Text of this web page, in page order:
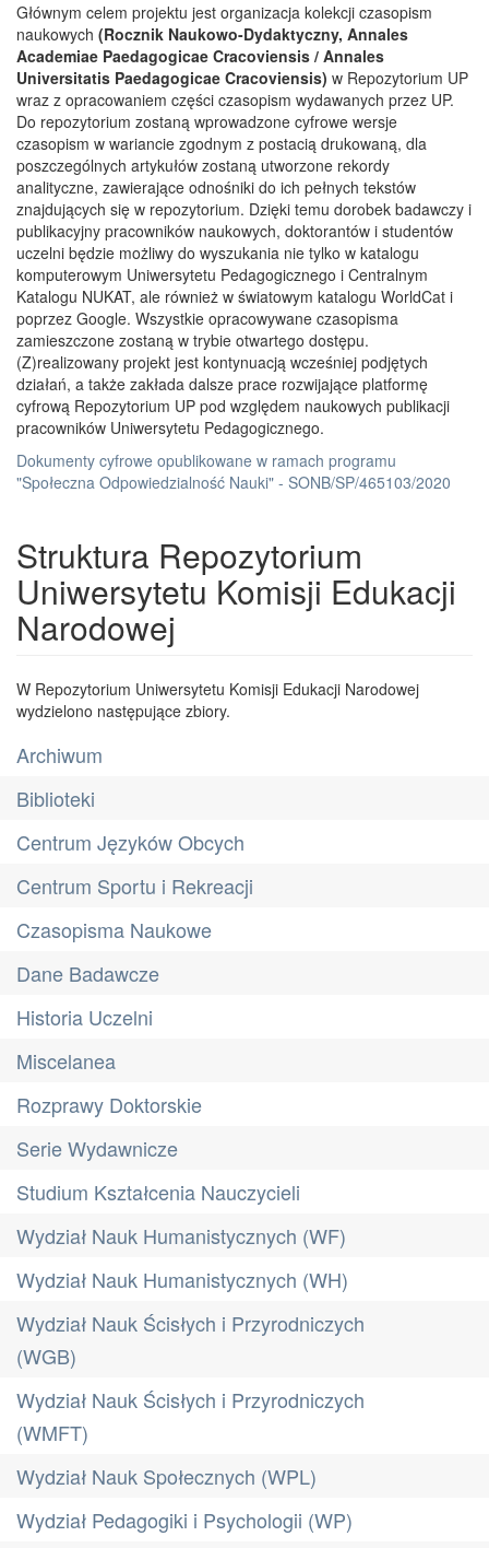
Głównym celem projektu jest organizacja kolekcji czasopism
naukowych (Rocznik Naukowo-Dydaktyczny, Annales
Academiae Paedagogicae Cracoviensis / Annales
Universitatis Paedagogicae Cracoviensis) w Repozytorium UP
wraz z opracowaniem części czasopism wydawanych przez UP.
Do repozytorium zostaną wprowadzone cyfrowe wersje
czasopism w wariancie zgodnym z postacią drukowaną, dla
poszczególnych artykułów zostaną utworzone rekordy
analityczne, zawierające odnośniki do ich pełnych tekstów
znajdujących się w repozytorium. Dzięki temu dorobek badawczy i
publikacyjny pracowników naukowych, doktorantów i studentów
uczelni będzie możliwy do wyszukania nie tylko w katalogu
komputerowym Uniwersytetu Pedagogicznego i Centralnym
Katalogu NUKAT, ale również w światowym katalogu WorldCat i
poprzez Google. Wszystkie opracowywane czasopisma
zamieszczone zostaną w trybie otwartego dostępu.
(Z)realizowany projekt jest kontynuacją wcześniej podjętych
działań, a także zakłada dalsze prace rozwijające platformę
cyfrową Repozytorium UP pod względem naukowych publikacji
pracowników Uniwersytetu Pedagogicznego.
Dokumenty cyfrowe opublikowane w ramach programu
"Społeczna Odpowiedzialność Nauki" - SONB/SP/465103/2020
Struktura Repozytorium
Uniwersytetu Komisji Edukacji
Narodowej
W Repozytorium Uniwersytetu Komisji Edukacji Narodowej
wydzielono następujące zbiory.
Archiwum
Biblioteki
Centrum Języków Obcych
Centrum Sportu i Rekreacji
Czasopisma Naukowe
Dane Badawcze
Historia Uczelni
Miscelanea
Rozprawy Doktorskie
Serie Wydawnicze
Studium Kształcenia Nauczycieli
Wydział Nauk Humanistycznych (WF)
Wydział Nauk Humanistycznych (WH)
Wydział Nauk Ścisłych i Przyrodniczych
(WGB)
Wydział Nauk Ścisłych i Przyrodniczych
(WMFT)
Wydział Nauk Społecznych (WPL)
Wydział Pedagogiki i Psychologii (WP)